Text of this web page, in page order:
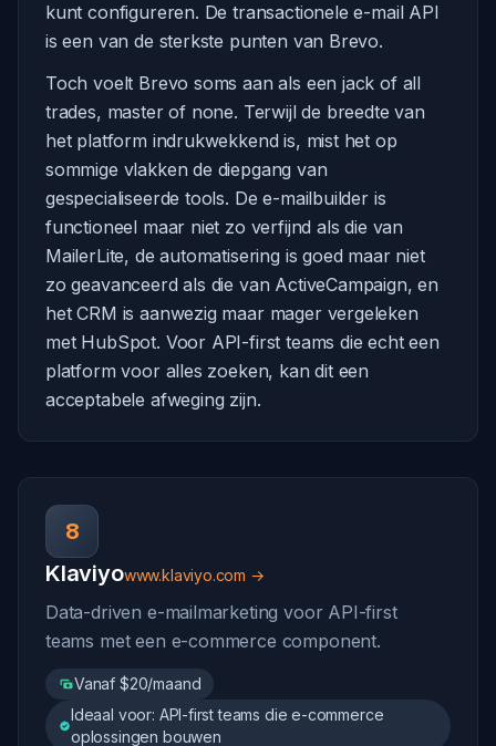
kunt configureren. De transactionele e-mail API
is een van de sterkste punten van Brevo.
Toch voelt Brevo soms aan als een jack of all
trades, master of none. Terwijl de breedte van
het platform indrukwekkend is, mist het op
sommige vlakken de diepgang van
gespecialiseerde tools. De e-mailbuilder is
functioneel maar niet zo verfijnd als die van
MailerLite, de automatisering is goed maar niet
zo geavanceerd als die van ActiveCampaign, en
het CRM is aanwezig maar mager vergeleken
met HubSpot. Voor API-first teams die echt een
platform voor alles zoeken, kan dit een
acceptabele afweging zijn.
8
Klaviyowww.klaviyo.com →
Data-driven e-mailmarketing voor API-first
teams met een e-commerce component.
Vanaf $20/maand
Ideaal voor: API-first teams die e-commerce
oplossingen bouwen